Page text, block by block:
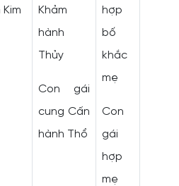
Kim
Khảm
hành
Thủy
Con gái
cung Cấn
hành Thổ
hợp
bố
khắc
mẹ
Con
gái
hợp
mẹ